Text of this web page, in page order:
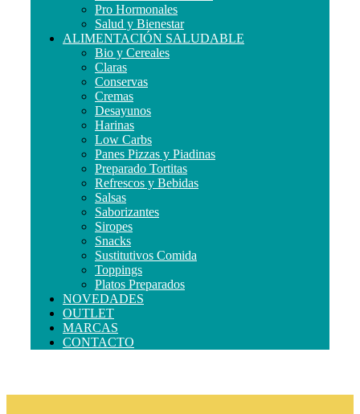
Pro Hormonales
Salud y Bienestar
ALIMENTACIÓN SALUDABLE
Bio y Cereales
Claras
Conservas
Cremas
Desayunos
Harinas
Low Carbs
Panes Pizzas y Piadinas
Preparado Tortitas
Refrescos y Bebidas
Salsas
Saborizantes
Siropes
Snacks
Sustitutivos Comida
Toppings
Platos Preparados
NOVEDADES
OUTLET
MARCAS
CONTACTO